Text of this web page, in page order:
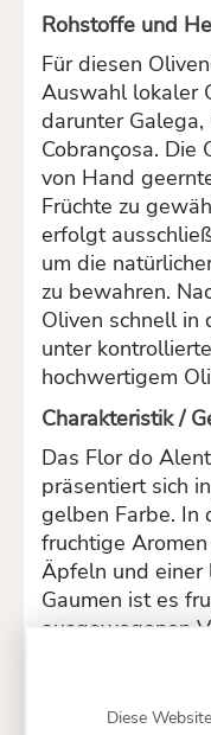
Rohstoffe und
Für diesen
Auswahl lokaler
darunter
Cobrançosa. Die
von Hand
Früchte zu
erfolgt
um die
zu bewahren.
Oliven schnell in
unter
hochwertigem
Charakteristik /
Das Flor do
präsentiert sich
gelben Farbe. In
fruchtige
Äpfeln und einer
Gaumen ist es
ausgewogenen
Olivenöl ist. Der
harmonisch, mit
Diese